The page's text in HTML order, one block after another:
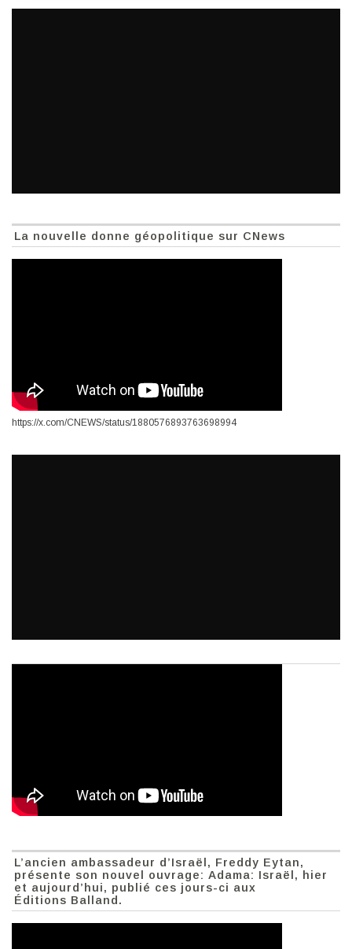
La nouvelle donne géopolitique sur CNews
https://x.com/CNEWS/status/1880576893763698994
L’ancien ambassadeur d’Israël, Freddy Eytan,
présente son nouvel ouvrage: Adama: Israël, hier
et aujourd’hui, publié ces jours-ci aux
Éditions Balland.